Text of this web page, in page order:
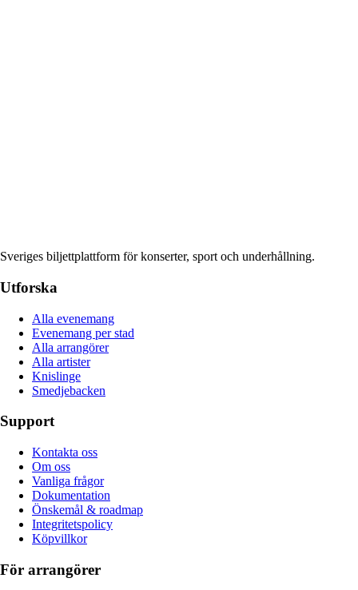
Sveriges biljettplattform för konserter, sport och underhållning.
Utforska
Alla evenemang
Evenemang per stad
Alla arrangörer
Alla artister
Knislinge
Smedjebacken
Support
Kontakta oss
Om oss
Vanliga frågor
Dokumentation
Önskemål & roadmap
Integritetspolicy
Köpvillkor
För arrangörer